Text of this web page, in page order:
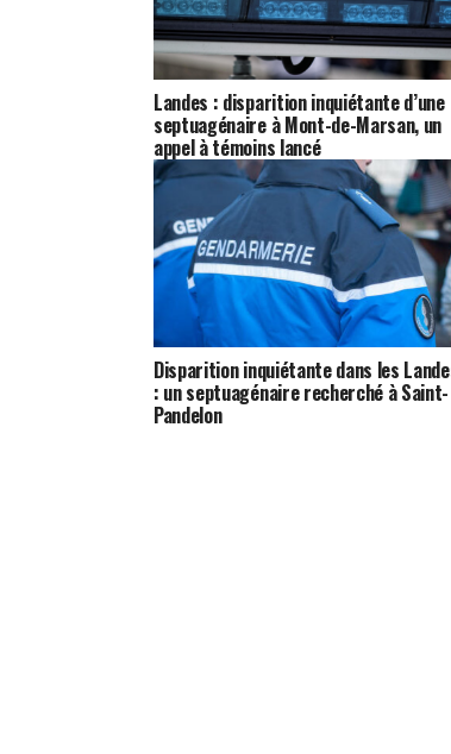
Landes : disparition inquiétante d’une
septuagénaire à Mont-de-Marsan, un
appel à témoins lancé
Disparition inquiétante dans les
: un septuagénaire recherché à Saint-
Pandelon